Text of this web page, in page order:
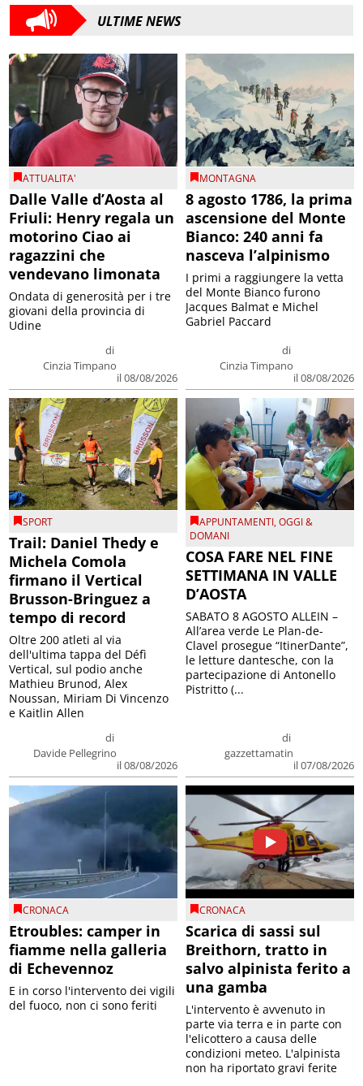
ULTIME NEWS
ATTUALITA'
Dalle Valle d’Aosta al
Friuli: Henry regala un
motorino Ciao ai
ragazzini che
vendevano limonata
di
Cinzia Timpano
il 08/08/2026
Ondata di generosità per i tre
giovani della provincia di
Udine
MONTAGNA
8 agosto 1786, la prima
ascensione del Monte
Bianco: 240 anni fa
nasceva l’alpinismo
di
Cinzia Timpano
il 08/08/2026
I primi a raggiungere la vetta
del Monte Bianco furono
Jacques Balmat e Michel
Gabriel Paccard
SPORT
Trail: Daniel Thedy e
Michela Comola
firmano il Vertical
Brusson-Bringuez a
tempo di record
di
Davide Pellegrino
il 08/08/2026
Oltre 200 atleti al via
dell'ultima tappa del Défì
Vertical, sul podio anche
Mathieu Brunod, Alex
Noussan, Miriam Di Vincenzo
e Kaitlin Allen
APPUNTAMENTI,OGGI &
DOMANI
COSA FARE NEL FINE
SETTIMANA IN VALLE
D’AOSTA
di
gazzettamatin
il 07/08/2026
SABATO 8 AGOSTO ALLEIN –
All’area verde Le Plan-de-
Clavel prosegue “ItinerDante”,
le letture dantesche, con la
partecipazione di Antonello
Pistritto (...
CRONACA
Etroubles: camper in
fiamme nella galleria
di Echevennoz
E in corso l'intervento dei vigili
del fuoco, non ci sono feriti
CRONACA
Scarica di sassi sul
Breithorn, tratto in
salvo alpinista ferito a
una gamba
L'intervento è avvenuto in
parte via terra e in parte con
l'elicottero a causa delle
condizioni meteo. L'alpinista
non ha riportato gravi ferite